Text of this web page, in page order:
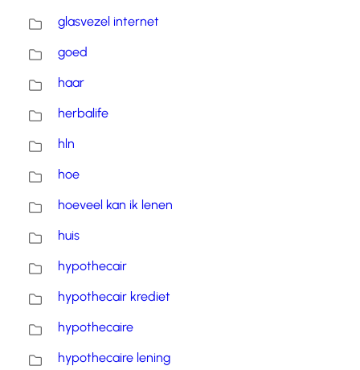
glasvezel internet
goed
haar
herbalife
hln
hoe
hoeveel kan ik lenen
huis
hypothecair
hypothecair krediet
hypothecaire
hypothecaire lening